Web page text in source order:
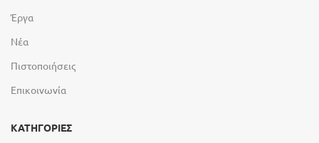
Έργα
Νέα
Πιστοποιήσεις
Επικοινωνία
ΚΑΤΗΓΟΡΙΕΣ